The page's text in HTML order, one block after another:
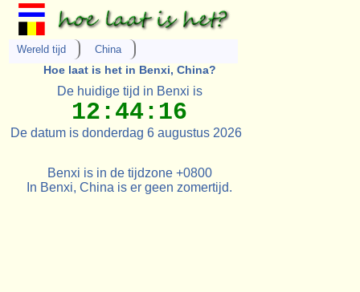
Wereld tijd China
Hoe laat is het in Benxi, China?
De huidige tijd in Benxi is
12:44:16
De datum is donderdag 6 augustus 2026
Benxi is in de tijdzone +0800
In Benxi, China is er geen zomertijd.